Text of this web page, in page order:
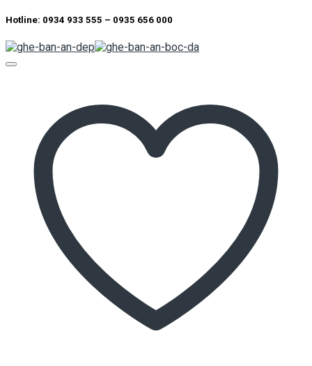
Hotline: 0934 933 555 – 0935 656 000